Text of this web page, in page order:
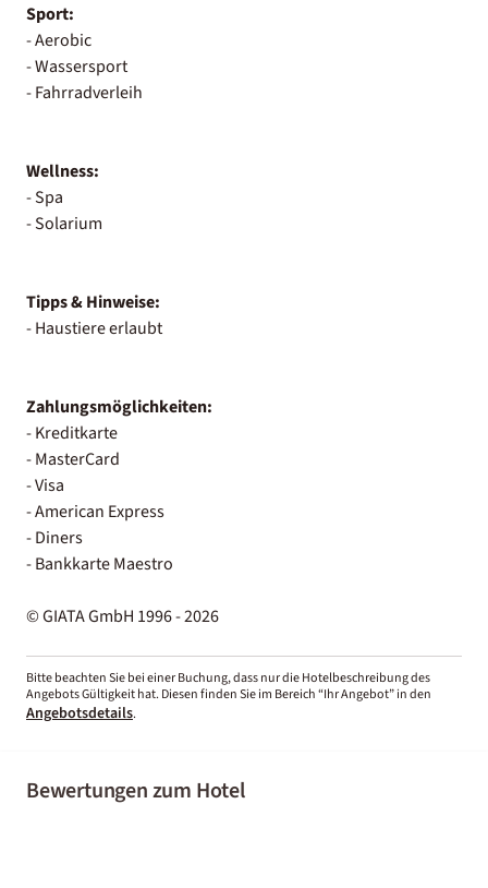
Sport:
- Aerobic
- Wassersport
- Fahrradverleih
Wellness:
- Spa
- Solarium
Tipps & Hinweise:
- Haustiere erlaubt
Zahlungsmöglichkeiten:
- Kreditkarte
- MasterCard
- Visa
- American Express
- Diners
- Bankkarte Maestro
© GIATA GmbH 1996 - 2026
Bitte beachten Sie bei einer Buchung, dass nur die Hotelbeschreibung des
Angebots Gültigkeit hat. Diesen finden Sie im Bereich “Ihr Angebot” in den
Angebotsdetails.
Bewertungen zum Hotel